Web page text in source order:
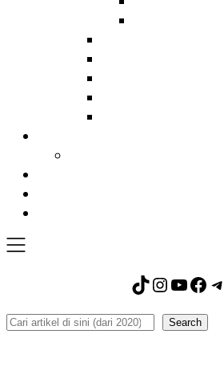
TikTok
Instagram
YouTube
Search Search